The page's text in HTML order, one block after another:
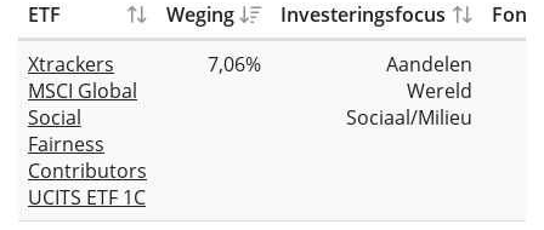
ETF Weging Investeringsfocus
Xtrackers
MSCI Global
Social
Fairness
Contributors
UCITS ETF 1C
7,06%
Aandelen
Wereld
Sociaal/Milieu